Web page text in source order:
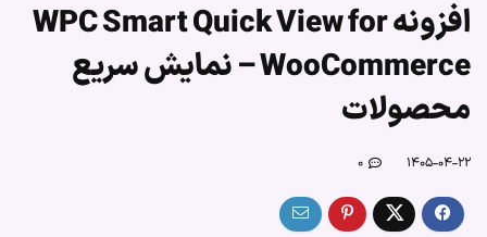
افزونه WPC Smart Quick View for
WooCommerce – نمایش سریع
محصولات
۱۴۰۵-۰۴-۲۲ ۰